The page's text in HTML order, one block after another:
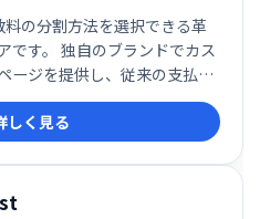
の分割方法を選択できる革
です。 独自のブランドでカス
ージを提供し、従来の支払い
号通貨にも対応しています。
支払い手段により、スムー
しく見る